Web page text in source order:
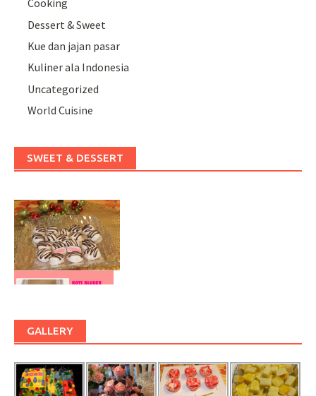
Cooking
Dessert & Sweet
Kue dan jajan pasar
Kuliner ala Indonesia
Uncategorized
World Cuisine
SWEET & DESSERT
GALLERY